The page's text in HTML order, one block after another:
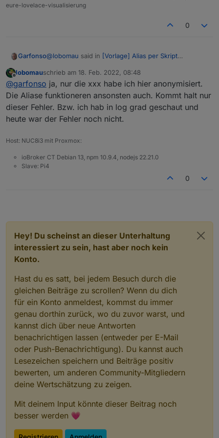
,          // Maximalwert, nur bei
,          // Einheit bei Datentyp
    history, ...
    raum :
,          // enum.room, Groß-/
    gewerk :
'',        // enum.function, Groß-/
    owner :
'' ,         // Owner, etwa
    group :
'',         // Group, etwa
// Tesla charge
//
{
	custom : custhist,
	owner :
"system.user.admin" ,
{
	idAlias : prefix +
	idOrigin :
'tesla-motors.0.'
true
	extend :
true ,
	nameAlias :
'Tesla battery_heater_on'
	raum :
'tesla' ,
	custom : custhist,
	owner :
"system.user.admin",
	group :
"system.group.user"
},
	idAlias : prefix +
	idOrigin :
'tesla-motors.0.'
	recreate :
	extend :
true,
eure-lovelace-visualisierung
0
Garfonso@lobomau said in [Vorlage] Alias per Skript
tesla-
motors.0.LRW3E7EK4MC387xxx.charge_state.u
sable_battery_level
gibt es das Objekttesla-
motors.0.LRW3E7EK4MC387xxx.charge_state.u
sable_battery_leveldenn?
Offline
lobomauschrieb am 18. Feb. 2022, 08:48
zuletzt editiert von
@garfonso ja, nur die xxx habe ich hier anonymisiert.
Die Aliase funktioneren ansonsten auch. Kommt halt nur
dieser Fehler. Bzw. ich hab in log grad geschaut und
heute war der Fehler noch nicht.
Host: NUC8i3 mit Proxmox:
ioBroker CT Debian 13, npm 10.9.4, nodejs 22.21.0
Slave: Pi4
0
Hey! Du scheinst an dieser Unterhaltung
interessiert zu sein, hast aber noch kein
Konto.
Hast du es satt, bei jedem Besuch durch die
gleichen Beiträge zu scrollen? Wenn du dich
für ein Konto anmeldest, kommst du immer
genau dorthin zurück, wo du zuvor warst, und
kannst dich über neue Antworten
benachrichtigen lassen (entweder per E-Mail
oder Push-Benachrichtigung). Du kannst auch
Lesezeichen speichern und Beiträge positiv
bewerten, um anderen Community-Mitgliedern
deine Wertschätzung zu zeigen.
Mit deinem Input könnte dieser Beitrag noch
besser werden 💗